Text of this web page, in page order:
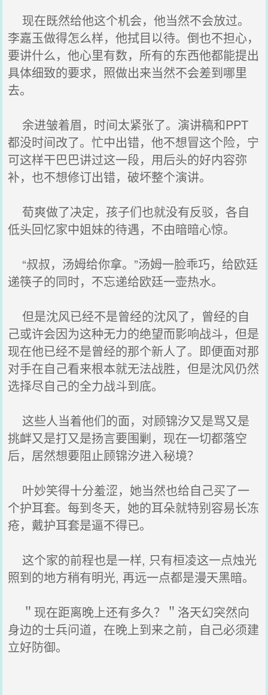
现在既然给他这个机会，他当然不会放过。
李嘉玉做得怎么样，他拭目以待。倒也不担心，
要讲什么，他心里有数，所有的东西他都能提出
具体细致的要求，照做出来当然不会差到哪里
去。
余进皱着眉，时间太紧张了。演讲稿和PPT
都没时间改了。忙中出错，他不想冒这个险，宁
可这样干巴巴讲过这一段，用后头的好内容弥
补，也不想修订出错，破坏整个演讲。
荀爽做了决定，孩子们也就没有反驳，各自
低头回忆家中姐妹的待遇，不由暗暗心惊。
“叔叔，汤姆给你拿。”汤姆一脸乖巧，给欧廷
递筷子的同时，不忘递给欧廷一壶热水。
但是沈风已经不是曾经的沈风了，曾经的自
己或许会因为这种无力的绝望而影响战斗，但是
现在他已经不是曾经的那个新人了。即便面对那
对手在自己看来根本就无法战胜，但是沈风仍然
选择尽自己的全力战斗到底。
这些人当着他们的面，对顾锦汐又是骂又是
挑衅又是打又是扬言要围剿，现在一切都落空
后，居然想要阻止顾锦汐进入秘境？
叶妙笑得十分羞涩，她当然也给自己买了一
个护耳套。每到冬天，她的耳朵就特别容易长冻
疮，戴护耳套是逼不得已。
这个家的前程也是一样, 只有桓凌这一点烛光
照到的地方稍有明光, 再远一点都是漫天黑暗。
＂现在距离晚上还有多久？＂洛天幻突然向
身边的士兵问道，在晚上到来之前，自己必须建
立好防御。